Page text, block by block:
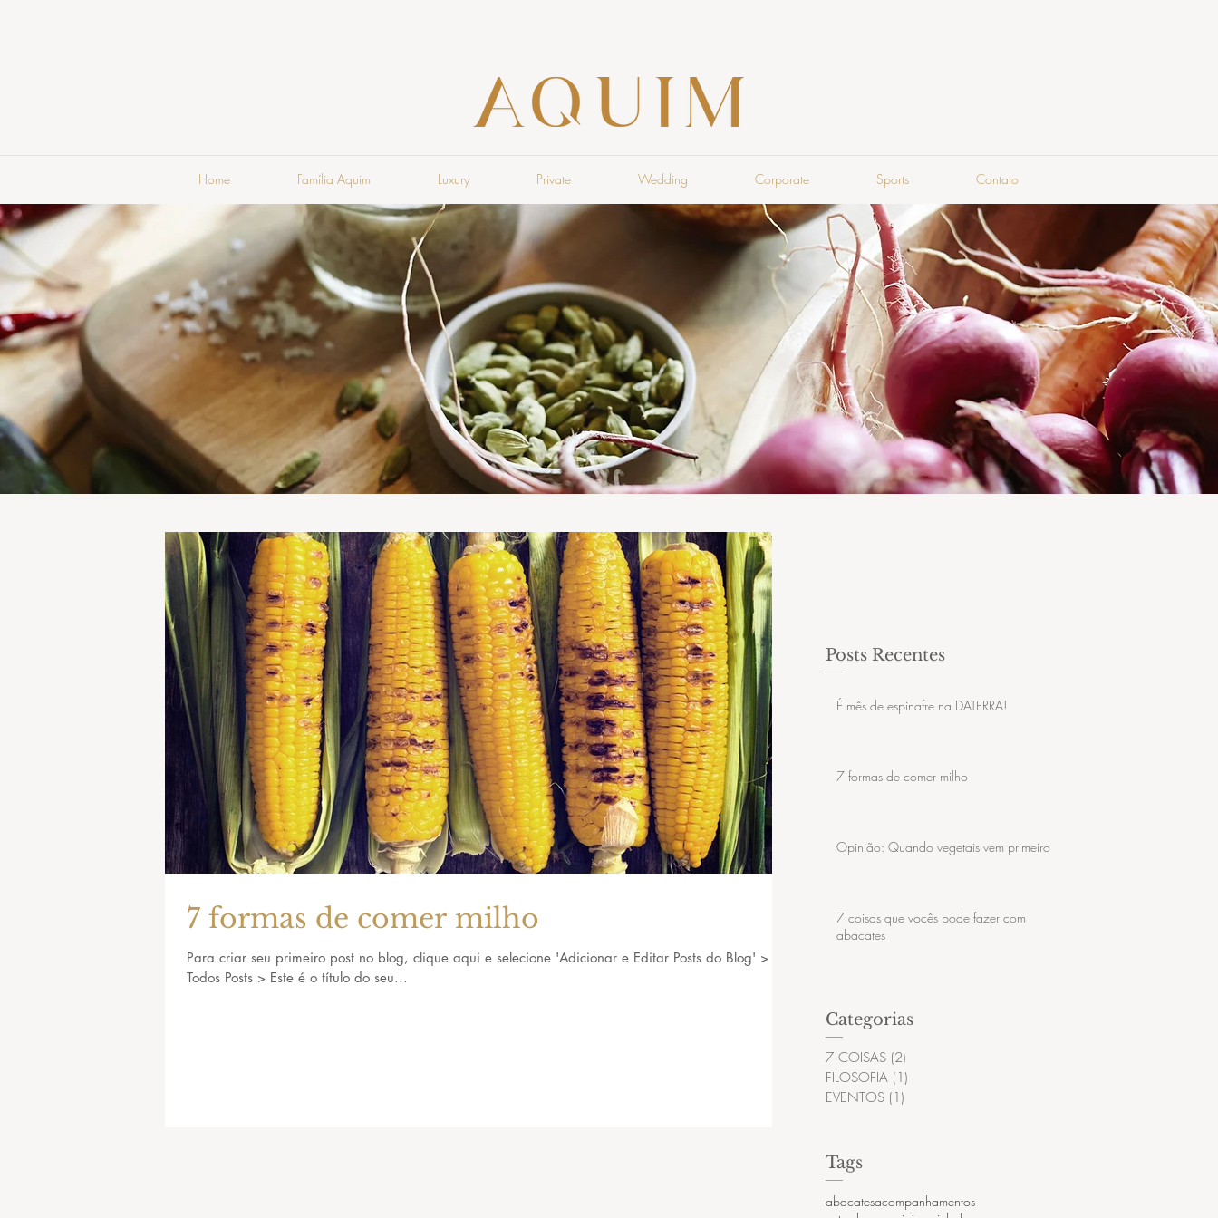
Home Família Aquim Luxury Private Wedding Corporate Sports Contato
7 formas de comer milho
Para criar seu primeiro post no blog, clique aqui e selecione 'Adicionar e Editar Posts do Blog' >
Todos Posts > Este é o título do seu...
Posts Recentes
É mês de espinafre na DATERRA!
7 formas de comer milho
Opinião: Quando vegetais vem primeiro
7 coisas que vocês pode fazer com
abacates
Categorias
7 COISAS (2)
FILOSOFIA (1)
EVENTOS (1)
Tags
abacatesacompanhamentos